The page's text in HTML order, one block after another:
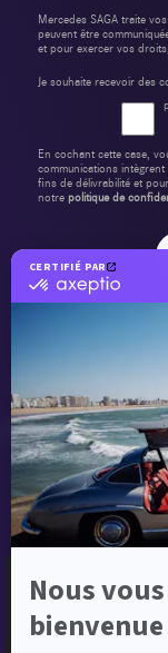
CERTIFIÉ PAR
certifié
sur
Axeptio
Nous
Mercedes SAGA traite
peuvent être
et pour exercer vos droits,
Je souhaite recevoir des
En cochant cette case,
communications
fins de délivrabilité et
notre politique de
Pour
nous